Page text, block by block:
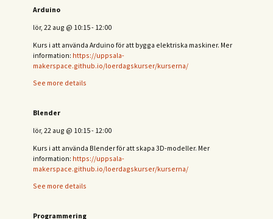
Arduino
lör, 22 aug @ 10:15- 12:00
Kurs i att använda Arduino för att bygga elektriska maskiner. Mer
information: https://uppsala-
makerspace.github.io/loerdagskurser/kurserna/
See more details
Blender
lör, 22 aug @ 10:15- 12:00
Kurs i att använda Blender för att skapa 3D-modeller. Mer
information: https://uppsala-
makerspace.github.io/loerdagskurser/kurserna/
See more details
Programmering